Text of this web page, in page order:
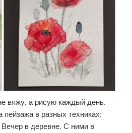
вяжу, а рисую каждый день.
в разных техниках:
в деревне. С ними в